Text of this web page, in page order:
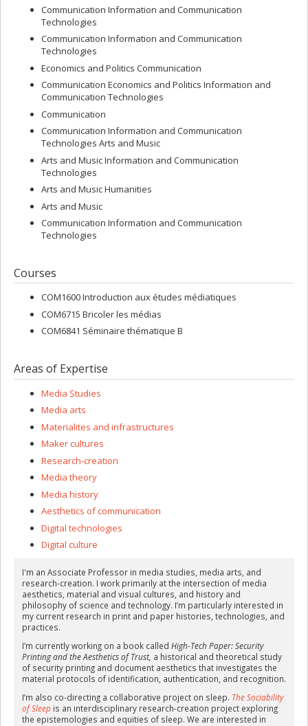
Communication Information and Communication
Technologies
Communication Information and Communication
Technologies
Economics and Politics Communication
Communication Economics and Politics Information and
Communication Technologies
Communication
Communication Information and Communication
Technologies Arts and Music
Arts and Music Information and Communication
Technologies
Arts and Music Humanities
Arts and Music
Communication Information and Communication
Technologies
Courses
COM1600 Introduction aux études médiatiques
COM6715 Bricoler les médias
COM6841 Séminaire thématique B
Areas of Expertise
Media Studies
Media arts
Materialites and infrastructures
Maker cultures
Research-creation
Media theory
Media history
Aesthetics of communication
Digital technologies
Digital culture
I'm an Associate Professor in media studies, media arts, and
research-creation. I work primarily at the intersection of media
aesthetics, material and visual cultures, and history and
philosophy of science and technology. I’m particularly interested in
my current research in print and paper histories, technologies, and
practices.
I’m currently working on a book called High-Tech Paper: Security
Printing and the Aesthetics of Trust, a historical and theoretical study
of security printing and document aesthetics that investigates the
material protocols of identification, authentication, and recognition.
I’m also co-directing a collaborative project on sleep. The Sociability
of Sleepis an interdisciplinary research-creation project exploring
the epistemologies and equities of sleep. We are interested in